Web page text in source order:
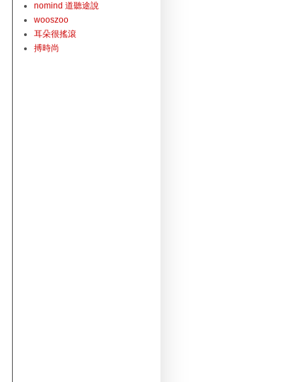
nomind 道聽途說
wooszoo
耳朵很搖滾
搏時尚